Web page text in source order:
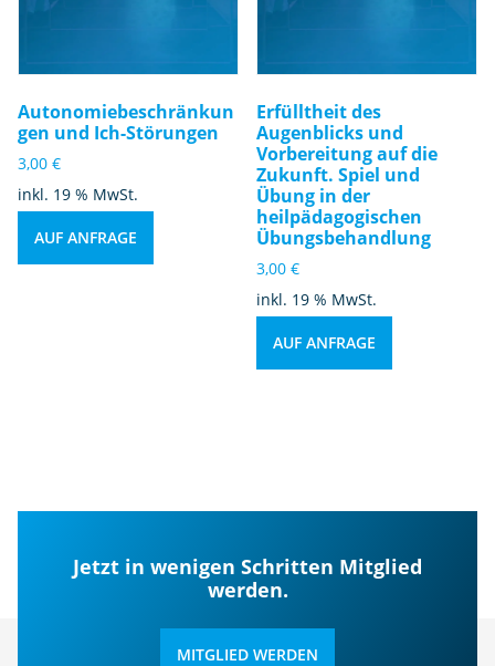
Autonomiebeschränkun
gen und Ich-Störungen
3,00 €
inkl. 19 % MwSt.
AUF ANFRAGE
Erfülltheit des
Augenblicks und
Vorbereitung auf die
Zukunft. Spiel und
Übung in der
heilpädagogischen
Übungsbehandlung
3,00€
inkl. 19 % MwSt.
AUF ANFRAGE
Jetzt in wenigen Schritten Mitglied
werden.
MITGLIED WERDEN